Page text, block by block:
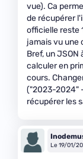
vue). Ca
de récupérer
officielle reste
jamais vu une
Bref, un JSON
calculer en
cours.
("2023-2024"
récupérer les
Le 19/01/